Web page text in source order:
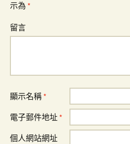
覽
示為 *
留言
顯示名稱 *
電子郵件地址 *
個人網站網址